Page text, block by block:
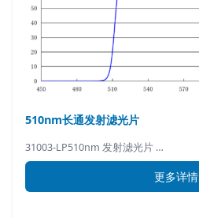
510nm长通发射滤光片
31003-LP510nm 发射滤光片 …
更多详情